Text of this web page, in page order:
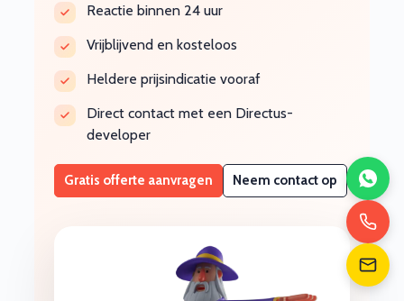
Reactie binnen 24 uur
Vrijblijvend en kosteloos
Heldere prijsindicatie vooraf
Direct contact met een Directus-
developer
Gratis offerte aanvragen Neem contact op